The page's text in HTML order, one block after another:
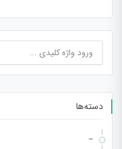
جستجو
دسته‌ها
–